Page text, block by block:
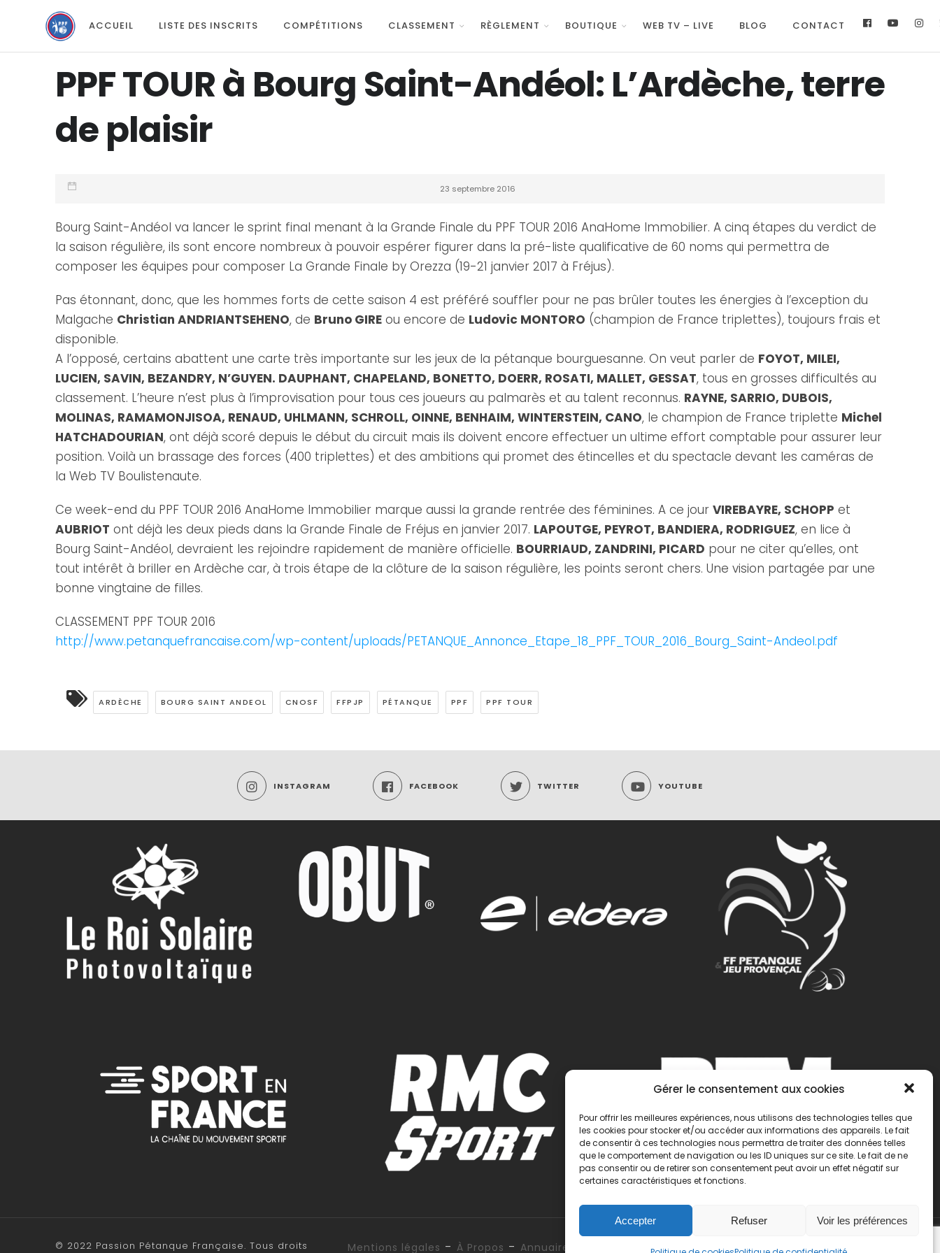
Gérer le consentement aux cookies
Pour offrir les meilleures expériences, nous utilisons des technologies telles que
les cookies pour stocker et/ou accéder aux informations des appareils. Le fait
de consentir à ces technologies nous permettra de traiter des données telles
que le comportement de navigation ou les ID uniques sur ce site. Le fait de ne
pas consentir ou de retirer son consentement peut avoir un effet négatif sur
certaines caractéristiques et fonctions.
Accepter Refuser Voir les préférences
ACCUEIL LISTE DES INSCRITS COMPÉTITIONS CLASSEMENT RÈGLEMENT BOUTIQUE WEB TV – LIVE BLOG CONTACT
PPF TOUR à Bourg Saint-Andéol: L’Ardèche, terre
de plaisir
23 septembre 2016
Bourg Saint-Andéol va lancer le sprint final menant à la Grande Finale du PPF TOUR 2016 AnaHome Immobilier. A cinq étapes du verdict de
la saison régulière, ils sont encore nombreux à pouvoir espérer figurer dans la pré-liste qualificative de 60 noms qui permettra de
composer les équipes pour composer La Grande Finale by Orezza (19-21 janvier 2017 à Fréjus).
Pas étonnant, donc, que les hommes forts de cette saison 4 est préféré souffler pour ne pas brûler toutes les énergies à l’exception du
Malgache Christian ANDRIANTSEHENO, de Bruno GIRE ou encore de Ludovic MONTORO (champion de France triplettes), toujours frais et
disponible.
A l’opposé, certains abattent une carte très importante sur les jeux de la pétanque bourguesanne. On veut parler de FOYOT, MILEI,
LUCIEN, SAVIN, BEZANDRY, N’GUYEN. DAUPHANT, CHAPELAND, BONETTO, DOERR, ROSATI, MALLET, GESSAT, tous en grosses difficultés au
classement. L’heure n’est plus à l’improvisation pour tous ces joueurs au palmarès et au talent reconnus. RAYNE, SARRIO, DUBOIS,
MOLINAS, RAMAMONJISOA, RENAUD, UHLMANN, SCHROLL, OINNE, BENHAIM, WINTERSTEIN, CANO, le champion de France triplette Michel
HATCHADOURIAN, ont déjà scoré depuis le début du circuit mais ils doivent encore effectuer un ultime effort comptable pour assurer leur
position. Voilà un brassage des forces (400 triplettes) et des ambitions qui promet des étincelles et du spectacle devant les caméras de
la Web TV Boulistenaute.
Ce week-end du PPF TOUR 2016 AnaHome Immobilier marque aussi la grande rentrée des féminines. A ce jour VIREBAYRE, SCHOPP et
AUBRIOT ont déjà les deux pieds dans la Grande Finale de Fréjus en janvier 2017. LAPOUTGE, PEYROT, BANDIERA, RODRIGUEZ, en lice à
Bourg Saint-Andéol, devraient les rejoindre rapidement de manière officielle. BOURRIAUD, ZANDRINI, PICARD pour ne citer qu’elles, ont
tout intérêt à briller en Ardèche car, à trois étape de la clôture de la saison régulière, les points seront chers. Une vision partagée par une
bonne vingtaine de filles.
CLASSEMENT PPF TOUR 2016
http://www.petanquefrancaise.com/wp-content/uploads/PETANQUE_Annonce_Etape_18_PPF_TOUR_2016_Bourg_Saint-Andeol.pdf
ARDÈCHE BOURG SAINT ANDEOL CNOSF FFPJP PÉTANQUE PPF PPF TOUR
INSTAGRAM FACEBOOK TWITTER YOUTUBE
© 2022 Passion Pétanque Française. Tous droits Mentions légales - À Propos - Annuaire des